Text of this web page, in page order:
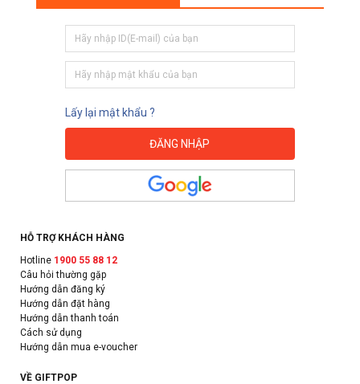
Lấy lại mật khẩu ?
HỖ TRỢ KHÁCH HÀNG
Hotline 1900 55 88 12
Câu hỏi thường gặp
Hướng dẫn đăng ký
Hướng dẫn đặt hàng
Hướng dẫn thanh toán
Cách sử dụng
Hướng dẫn mua e-voucher
VỀ GIFTPOP